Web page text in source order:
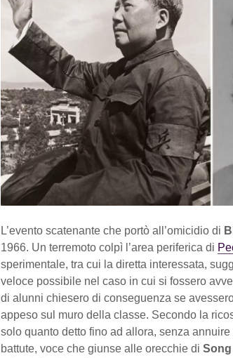
L’evento scatenante che portò all’omicidio di
1966. Un terremoto colpì l’area periferica di
sperimentale, tra cui la diretta interessata,
veloce possibile nel caso in cui si fossero
di alunni chiesero di conseguenza se
appeso sul muro della classe. Secondo la
solo quanto detto fino ad allora, senza
battute, voce che giunse alle orecchie di